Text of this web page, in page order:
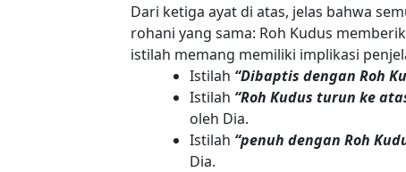
Dari ketiga ayat di atas, jelas bahwa
rohani yang sama: Roh Kudus
istilah memang memiliki implikasi
Istilah “Dibaptis dengan Roh
Istilah “Roh Kudus turun ke
oleh Dia.
Istilah “penuh dengan Roh
Dia.